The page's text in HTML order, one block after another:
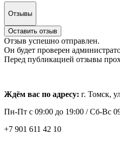
Отзывы
Оставить отзыв
Отзыв успешно отправлен.
Он будет проверен
Перед публикацией отзывы
Ждём вас по адресу: г. Томск,
Пн-Пт с 09:00 до 19:00 /Сб-Вс
+7 901 611 42 10